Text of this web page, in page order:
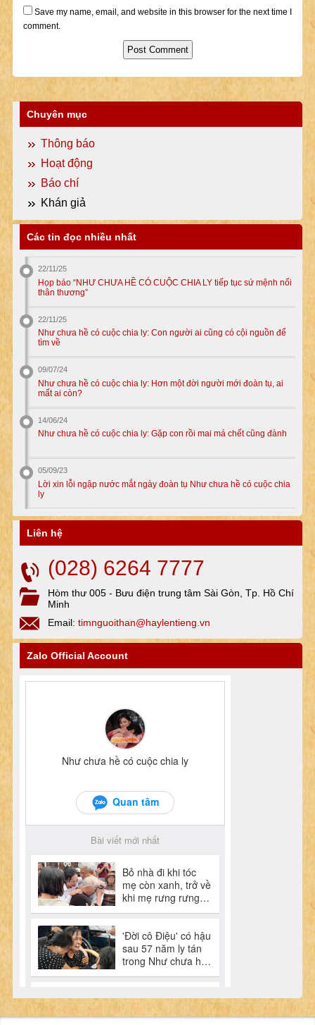
Save my name, email, and website in this browser for the next time I
comment.
Chuyên mục
Thông báo
Hoạt động
Báo chí
Khán giả
Các tin đọc nhiều nhất
22/11/25
Họp báo “NHƯ CHƯA HỀ CÓ CUỘC CHIA LY tiếp tục sứ mệnh nối
thân thương”
22/11/25
Như chưa hề có cuộc chia ly: Con người ai cũng có cội nguồn để
tìm về
09/07/24
Như chưa hề có cuộc chia ly: Hơn một đời người mới đoàn tụ, ai
mất ai còn?
14/06/24
Như chưa hề có cuộc chia ly: Gặp con rồi mai má chết cũng đành
05/09/23
Lời xin lỗi ngập nước mắt ngày đoàn tụ Như chưa hề có cuộc chia
ly
Liên hệ
(028) 6264 7777
Hòm thư 005 - Bưu điện trung tâm Sài Gòn, Tp. Hồ Chí
Minh
Email: timnguoithan@haylentieng.vn
Zalo Official Account